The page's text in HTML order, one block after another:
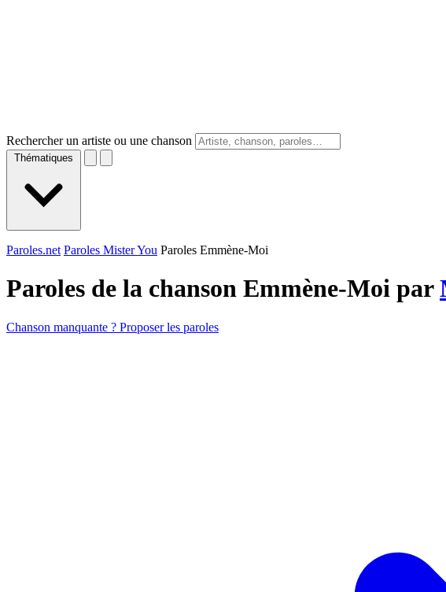
Rechercher un artiste ou une chanson
Thématiques
Paroles.net Paroles Mister You Paroles Emmène-Moi
Paroles de la chanson Emmène-Moi par
Chanson manquante ? Proposer les paroles